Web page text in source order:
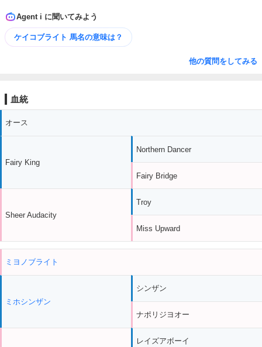
Agent i に聞いてみよう
ケイコブライト 馬名の意味は？
他の質問をしてみる
血統
オース
Fairy King
Sheer Audacity
Northern Dancer
Fairy Bridge
Troy
Miss Upward
ミヨノブライト
ミホシンザン
シンザン
ナポリジヨオー
レイズアボーイ